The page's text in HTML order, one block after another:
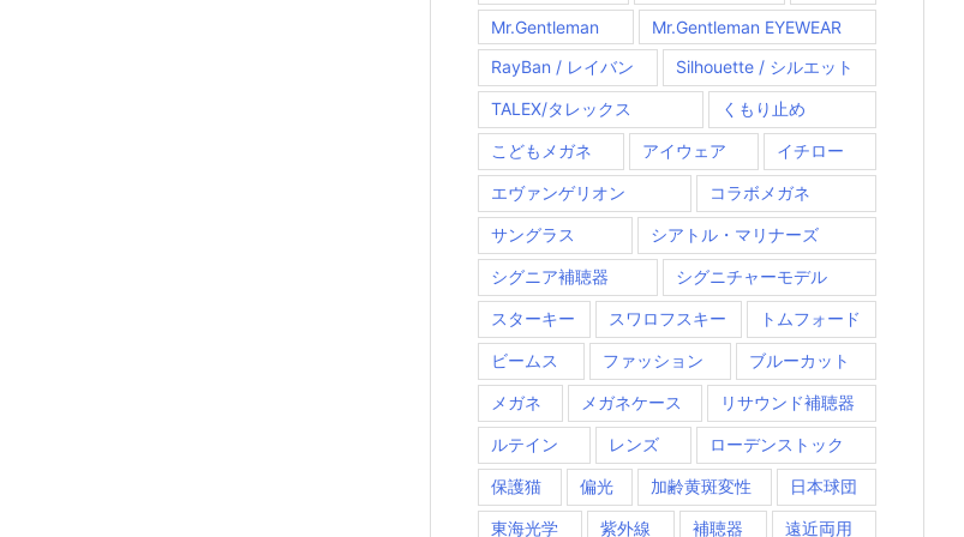
Mr.Gentleman
Mr.Gentleman EYEWEAR
RayBan / レイバン
Silhouette / シルエット
TALEX/タレックス くもり止め
こどもメガネ アイウェア イチロー
エヴァンゲリオン コラボメガネ
サングラス シアトル・マリナーズ
シグニア補聴器 シグニチャーモデル
スターキー スワロフスキー トムフォード
ビームス ファッション ブルーカット
メガネ メガネケース リサウンド補聴器
ルテイン レンズ ローデンストック
保護猫 偏光 加齢黄斑変性 日本球団
東海光学 紫外線 補聴器 遠近両用